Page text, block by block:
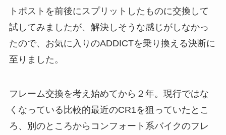
トポストを前後にスプリットしたものに交換して
試してみましたが、解決しそうな感じがしなかっ
たので、お気に入りのADDICTを乗り換える決断に
至りました。
フレーム交換を考え始めてから２年。現行ではな
くなっている比較的最近のCR1を狙っていたとこ
ろ、別のところからコンフォート系バイクのフレ